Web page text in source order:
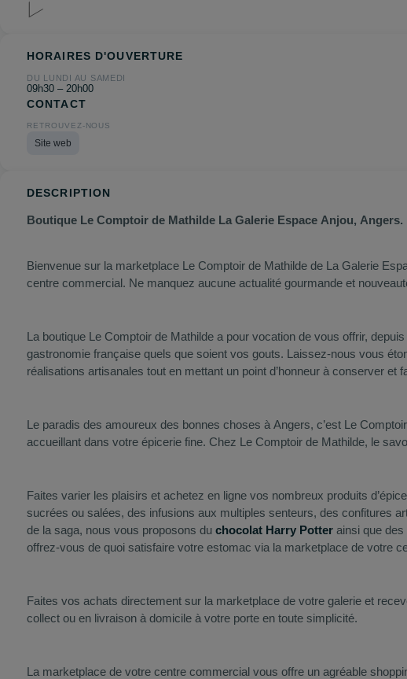
HORAIRES D'OUVERTURE
DU LUNDI AU SAMEDI
09h30 – 20h00
CONTACT
RETROUVEZ-NOUS
Site web
DESCRIPTION
Boutique Le Comptoir de Mathilde La Galerie Espace Anjou, Angers.
Bienvenue sur la marketplace Le Comptoir de Mathilde de La Galerie
centre commercial. Ne manquez aucune actualité gourmande et
La boutique Le Comptoir de Mathilde a pour vocation de vous offrir,
gastronomie française quels que soient vos gouts. Laissez-nous vous
réalisations artisanales tout en mettant un point d’honneur à conserver
Le paradis des amoureux des bonnes choses à Angers, c’est Le
accueillant dans votre épicerie fine. Chez Le Comptoir de Mathilde, le
Faites varier les plaisirs et achetez en ligne vos nombreux produits
sucrées ou salées, des infusions aux multiples senteurs, des confitures
de la saga, nous vous proposons du chocolat Harry Potter ainsi que des
offrez-vous de quoi satisfaire votre estomac via la marketplace de votre
Faites vos achats directement sur la marketplace de votre galerie et
collect ou en livraison à domicile à votre porte en toute simplicité.
La marketplace de votre centre commercial vous offre un agréable